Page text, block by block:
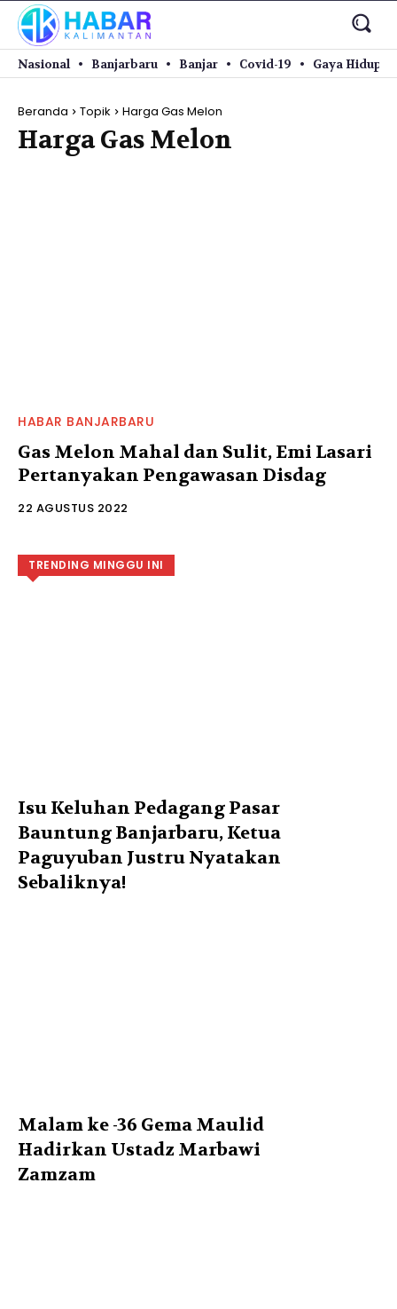
Nasional Banjarbaru Banjar Covid-19 Gaya Hidup
Beranda Topik Harga Gas Melon
Harga Gas Melon
HABAR BANJARBARU
Gas Melon Mahal dan Sulit, Emi Lasari
Pertanyakan Pengawasan Disdag
22 AGUSTUS 2022
TRENDING MINGGU INI
Isu Keluhan Pedagang Pasar
Bauntung Banjarbaru, Ketua
Paguyuban Justru Nyatakan
Sebaliknya!
Malam ke -36 Gema Maulid
Hadirkan Ustadz Marbawi
Zamzam